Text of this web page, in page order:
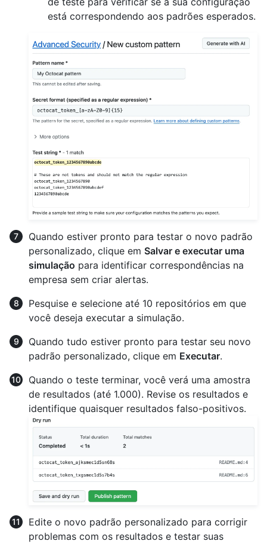
está correspondendo aos padrões esperados.
Quando estiver pronto para testar o novo padrão
personalizado, clique em Salvar e executar uma
simulação para identificar correspondências na
empresa sem criar alertas.
Pesquise e selecione até 10 repositórios em que
você deseja executar a simulação.
Quando tudo estiver pronto para testar seu novo
padrão personalizado, clique em Executar.
Quando o teste terminar, você verá uma amostra
de resultados (até 1.000). Revise os resultados e
identifique quaisquer resultados falso-positivos.
Edite o novo padrão personalizado para corrigir
problemas com os resultados e testar suas